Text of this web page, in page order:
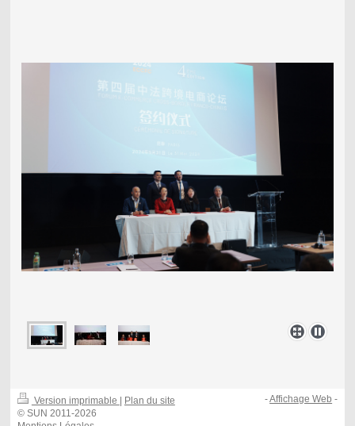
Version imprimable | Plan du site
© SUN 2011-2026
-Affichage Web -